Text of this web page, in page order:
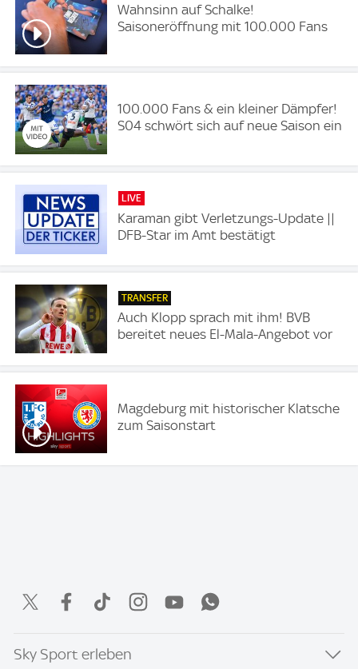
Wahnsinn auf Schalke!
Saisoneröffnung mit 100.000 Fans
100.000 Fans & ein kleiner Dämpfer!
S04 schwört sich auf neue Saison ein
LIVE
Karaman gibt Verletzungs-Update ||
DFB-Star im Amt bestätigt
TRANSFER
Auch Klopp sprach mit ihm! BVB
bereitet neues El-Mala-Angebot vor
Magdeburg mit historischer Klatsche
zum Saisonstart
Sky Sport erleben